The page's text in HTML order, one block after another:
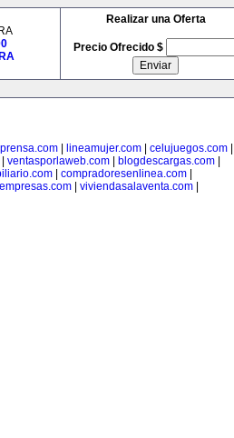
Realizar una Oferta
Precio Ofrecido $
lineamujer.com celujuegos.com
ventasporlaweb.com blogdescargas.com
| compradoresenlinea.com|
| viviendasalaventa.com|